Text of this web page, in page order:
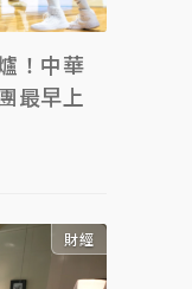
！中華
最早上
財經